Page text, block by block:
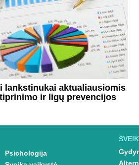
lankstinukai aktualiausiomis
ir ligų prevencijos
Psichologija